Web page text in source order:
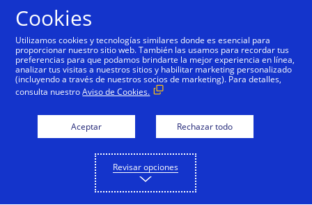
Aceptar Visa es rápido,
fácil y seguro
Comienza a vender por internet
Cookies
Utilizamos cookies y tecnologías similares donde es esencial para
proporcionar nuestro sitio web. También las usamos para recordar tus
preferencias para que podamos brindarte la mejor experiencia en línea,
analizar tus visitas a nuestros sitios y habilitar marketing personalizado
(incluyendo a través de nuestros socios de marketing). Para detalles,
consulta nuestroAviso de Cookies.
Aceptar Rechazar todo
Revisar opciones